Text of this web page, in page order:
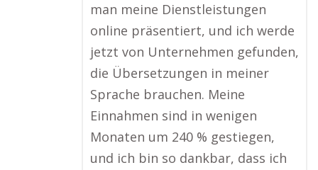
man meine Dienstleistungen
online präsentiert, und ich werde
jetzt von Unternehmen gefunden,
die Übersetzungen in meiner
Sprache brauchen. Meine
Einnahmen sind in wenigen
Monaten um 240 % gestiegen,
und ich bin so dankbar, dass ich